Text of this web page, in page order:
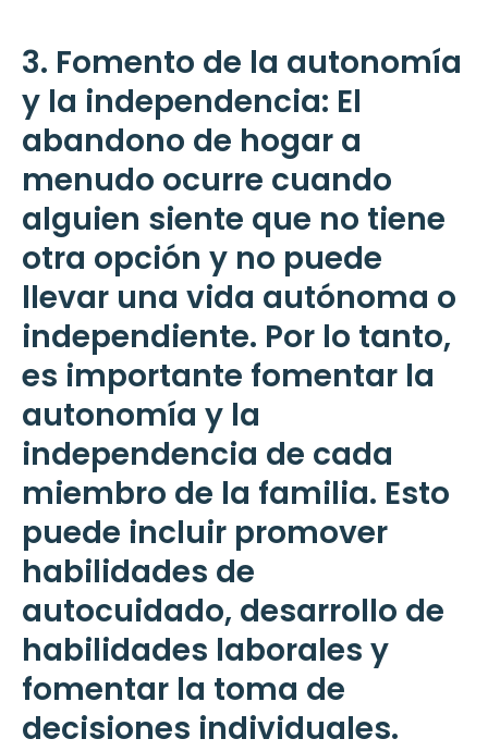
3. Fomento de la autonomía
y la independencia: El
abandono de hogar a
menudo ocurre cuando
alguien siente que no tiene
otra opción y no puede
llevar una vida autónoma o
independiente. Por lo tanto,
es importante fomentar la
autonomía y la
independencia de cada
miembro de la familia. Esto
puede incluir promover
habilidades de
autocuidado, desarrollo de
habilidades laborales y
fomentar la toma de
decisiones individuales.